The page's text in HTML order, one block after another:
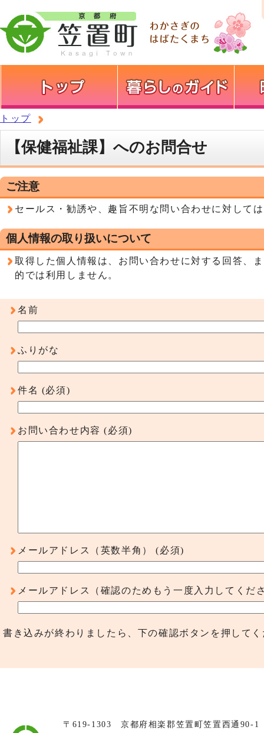
トップ
【保健福祉課】へのお問合せ
ご注意
セールス・勧誘や、趣旨不明な問い合わせに対して
個人情報の取り扱いについて
取得した個人情報は、お問い合わせに対する回答、
的では利用しません。
名前
ふりがな
件名 (必須)
お問い合わせ内容 (必須)
メールアドレス（英数半角） (必須)
メールアドレス（確認のためもう一度入力してくだ
書き込みが終わりましたら、下の確認ボタンを押して
〒619-1303 京都府相楽郡笠置町笠置西通90-1